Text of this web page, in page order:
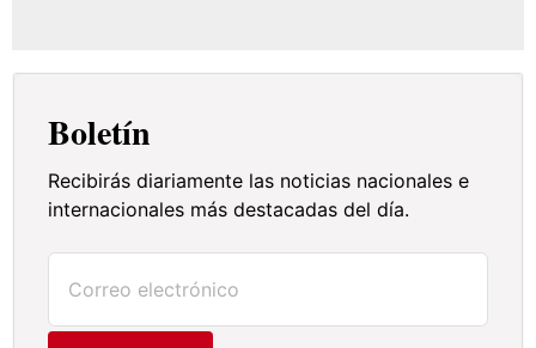
Boletín
Recibirás diariamente las noticias nacionales e
internacionales más destacadas del día.